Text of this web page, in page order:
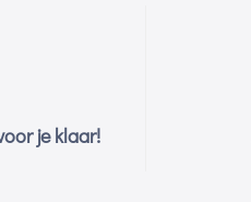
je klaar!